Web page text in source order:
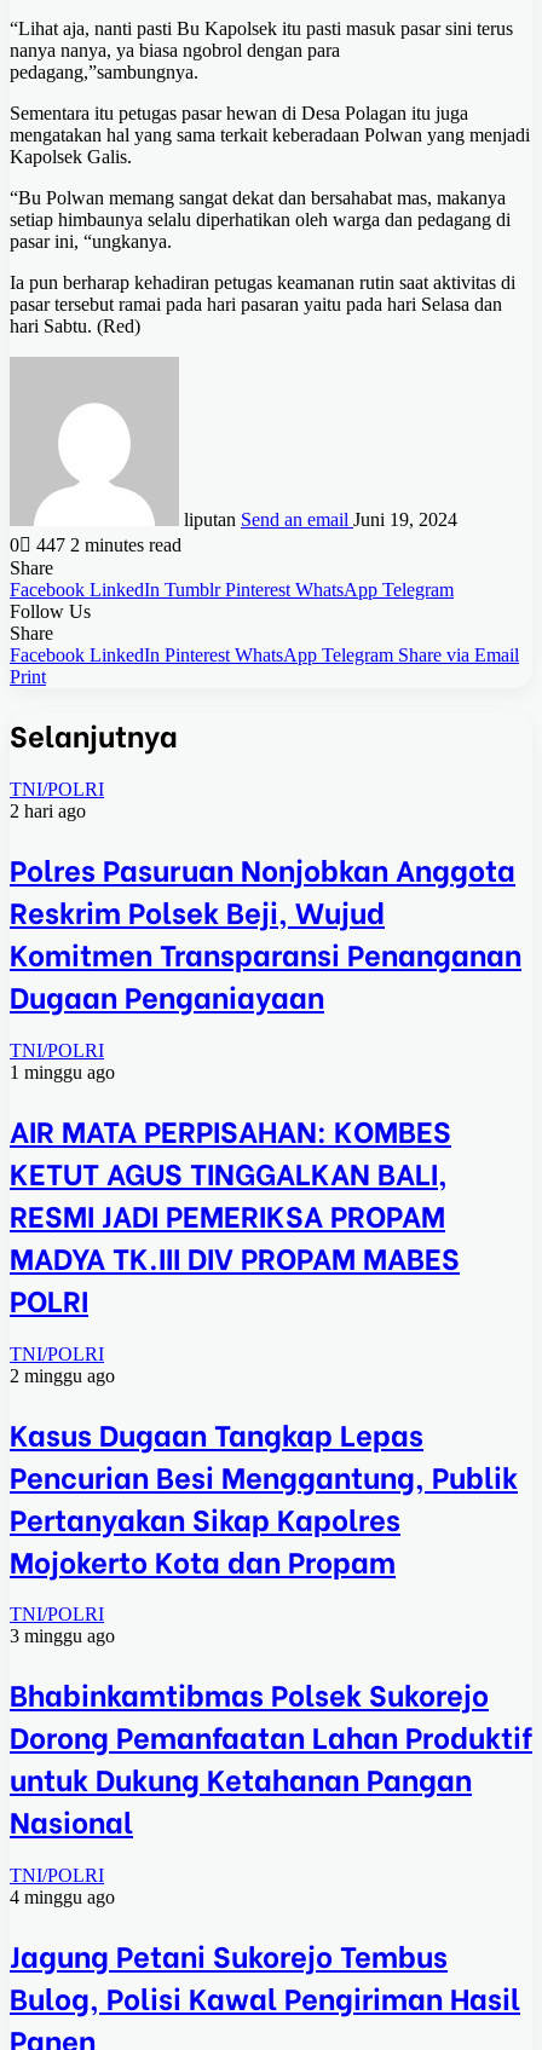
“Lihat aja, nanti pasti Bu Kapolsek itu pasti masuk pasar sini terus
nanya nanya, ya biasa ngobrol dengan para
pedagang,”sambungnya.
Sementara itu petugas pasar hewan di Desa Polagan itu juga
mengatakan hal yang sama terkait keberadaan Polwan yang menjadi
Kapolsek Galis.
“Bu Polwan memang sangat dekat dan bersahabat mas, makanya
setiap himbaunya selalu diperhatikan oleh warga dan pedagang di
pasar ini, “ungkanya.
Ia pun berharap kehadiran petugas keamanan rutin saat aktivitas di
pasar tersebut ramai pada hari pasaran yaitu pada hari Selasa dan
hari Sabtu. (Red)
liputan Send an email Juni 19, 2024
0
447 2 minutes read
Share
Facebook LinkedIn Tumblr Pinterest WhatsApp Telegram
Follow Us
Share
Facebook LinkedIn Pinterest WhatsApp Telegram Share via Email
Print
Selanjutnya
TNI/POLRI
2 hari ago
Polres Pasuruan Nonjobkan Anggota
Reskrim Polsek Beji, Wujud
Komitmen Transparansi Penanganan
Dugaan Penganiayaan
TNI/POLRI
1 minggu ago
AIR MATA PERPISAHAN: KOMBES
KETUT AGUS TINGGALKAN BALI,
RESMI JADI PEMERIKSA PROPAM
MADYA TK.III DIV PROPAM MABES
POLRI
TNI/POLRI
2 minggu ago
Kasus Dugaan Tangkap Lepas
Pencurian Besi Menggantung, Publik
Pertanyakan Sikap Kapolres
Mojokerto Kota dan Propam
TNI/POLRI
3 minggu ago
Bhabinkamtibmas Polsek Sukorejo
Dorong Pemanfaatan Lahan Produktif
untuk Dukung Ketahanan Pangan
Nasional
TNI/POLRI
4 minggu ago
Jagung Petani Sukorejo Tembus
Bulog, Polisi Kawal Pengiriman Hasil
Panen